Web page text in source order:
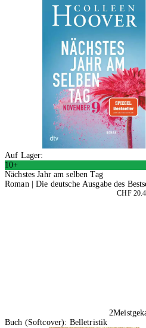
Auf Lager:
10+
Nächstes Jahr am selben Tag
Roman | Die deutsche Ausgabe des
CHF
2
Buch (Softcover): Belletristik